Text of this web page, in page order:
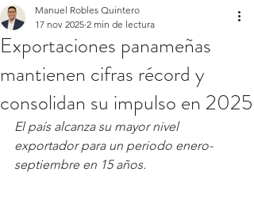
Exportaciones panameñas
mantienen cifras récord y
consolidan su impulso en 2025
Manuel Robles Quintero
17 nov 2025 2 min de lectura
El país alcanza su mayor nivel
exportador para un periodo enero-
septiembre en 15 años.